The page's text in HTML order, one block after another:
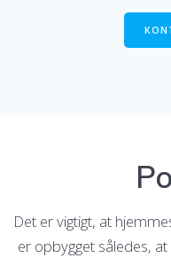
Det er vigtigt, at
er opbygget således,